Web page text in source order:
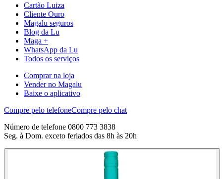
Cartão Luiza
Cliente Ouro
Magalu seguros
Blog da Lu
Maga +
WhatsApp da Lu
Todos os serviços
Comprar na loja
Vender no Magalu
Baixe o aplicativo
Compre pelo telefoneCompre pelo chat
Número de telefone 0800 773 3838
Seg. à Dom. exceto feriados das 8h às 20h